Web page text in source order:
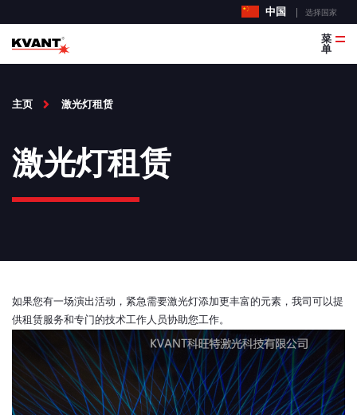
中国 选择国家
菜
单
主页 激光灯租赁
激光灯租赁
如果您有一场演出活动，紧急需要激光灯添加更丰富的元素，我司可以提
供租赁服务和专门的技术工作人员协助您工作。